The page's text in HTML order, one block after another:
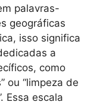
palavras-
geográficas
isso significa
a
como
ou “limpeza de
Essa escala